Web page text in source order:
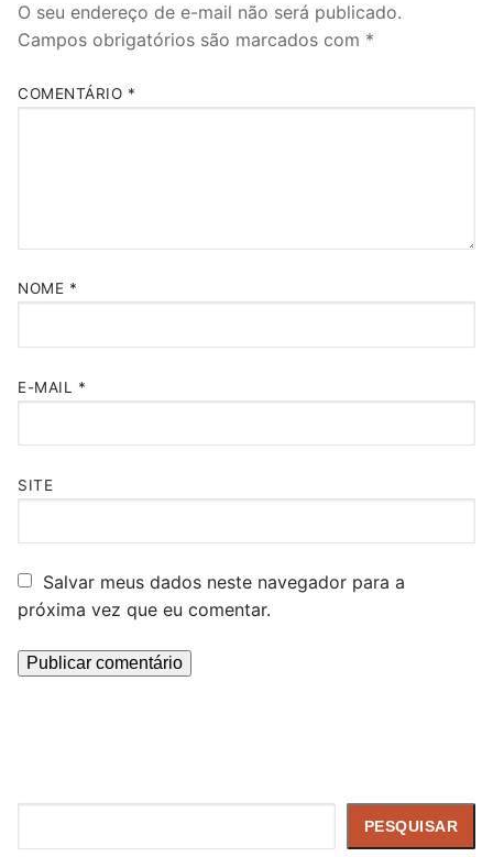
O seu endereço de e-mail não será publicado.
Campos obrigatórios são marcados com *
COMENTÁRIO *
NOME *
E-MAIL *
SITE
Salvar meus dados neste navegador para a
próxima vez que eu comentar.
PESQUISAR